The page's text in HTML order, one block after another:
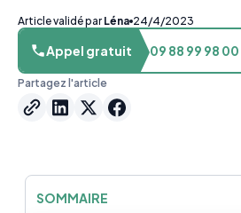
Article validé par Léna 24/4/2023
Appel gratuit 09 88 99 98 00
Partagez l'article
SOMMAIRE